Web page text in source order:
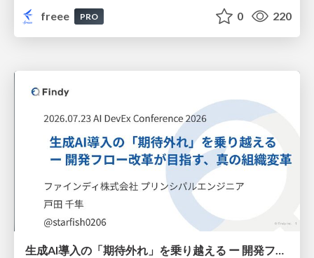
freee PRO 0 220
生成AI導入の「期待外れ」を乗り越える ー 開発フロー改革が目指す、真の組織変革